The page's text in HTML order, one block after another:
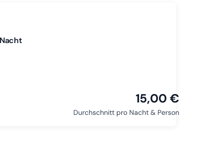
15,00 €
Durchschnitt pro Nacht & Person